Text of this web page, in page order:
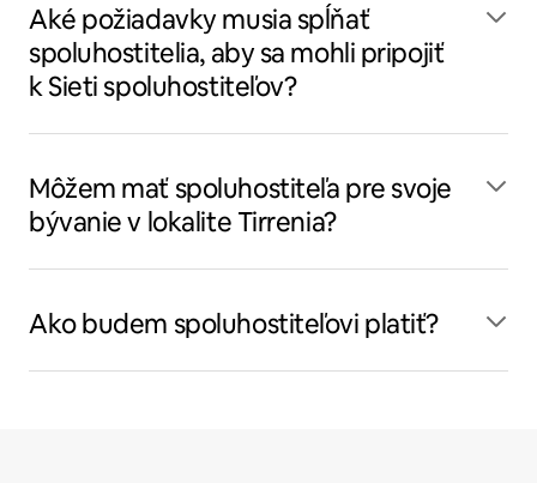
Aké požiadavky musia spĺňať
spoluhostitelia, aby sa mohli pripojiť
k Sieti spoluhostiteľov?
Môžem mať spoluhostiteľa pre svoje
bývanie v lokalite Tirrenia?
Ako budem spoluhostiteľovi platiť?